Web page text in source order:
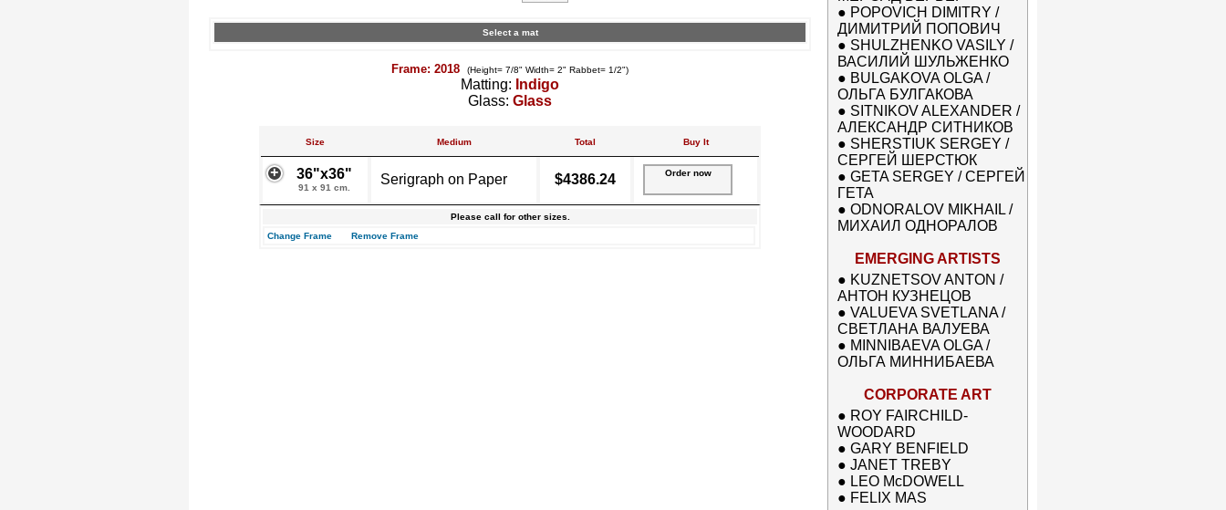
Select a mat
Frame: 2018 (Height= 7/8" Width= 2" Rabbet= 1/2")
Matting: Indigo
Glass: Glass
Size Medium Total Buy It
36"x36"
91 x 91 cm.
Serigraph on Paper $4386.24 Order now
Please call for other sizes.
Change Frame
Remove Frame
● POPOVICH DIMITRY /
ДИМИТРИЙ ПОПОВИЧ
● SHULZHENKO VASILY /
ВАСИЛИЙ ШУЛЬЖЕНКО
● BULGAKOVA OLGA /
ОЛЬГА БУЛГАКОВА
● SITNIKOV ALEXANDER /
АЛЕКСАНДР СИТНИКОВ
● SHERSTIUK SERGEY /
СЕРГЕЙ ШЕРСТЮК
● GETA SERGEY / СЕРГЕЙ
ГЕТА
● ODNORALOV MIKHAIL /
МИХАИЛ ОДНОРАЛОВ
EMERGING ARTISTS
● KUZNETSOV ANTON /
АНТОН КУЗНЕЦОВ
● VALUEVA SVETLANA /
СВЕТЛАНА ВАЛУЕВА
● MINNIBAEVA OLGA /
ОЛЬГА МИННИБАЕВА
CORPORATE ART
● ROY FAIRCHILD-
WOODARD
● GARY BENFIELD
● JANET TREBY
● LEO McDOWELL
● FELIX MAS